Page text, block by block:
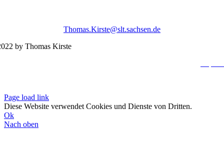
Thomas.Kirste@slt.sachsen.de
by Thomas Kirste
Page load link
Diese Website verwendet Cookies und Dienste von Dritten.
Ok
Nach oben